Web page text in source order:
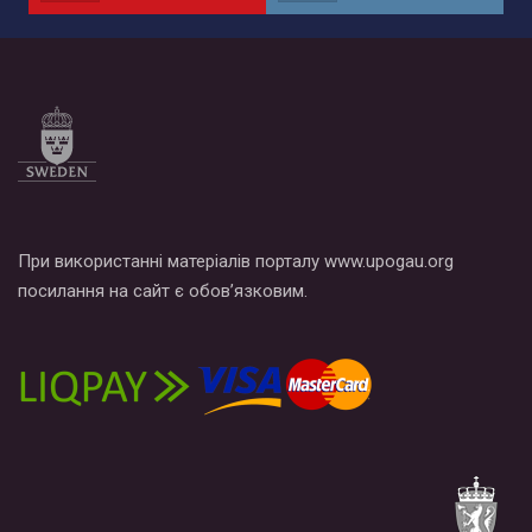
При використанні матеріалів порталу www.upogau.org
посилання на сайт є обов’язковим.